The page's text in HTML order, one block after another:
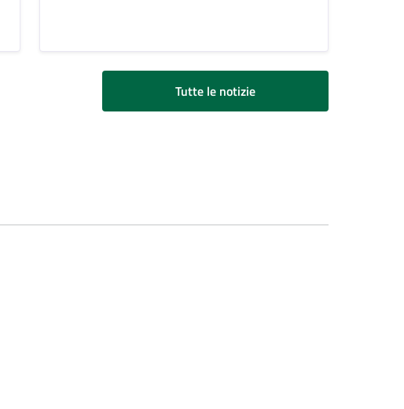
Tutte le notizie